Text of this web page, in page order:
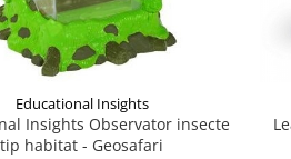
Educational Insights
Insights Observator insecte
tip habitat - Geosafari